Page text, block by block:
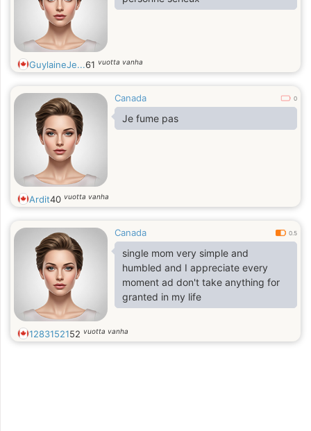
GuylaineJe...61 vuotta vanha
Canada 0
Je fume pas
Ardit40 vuotta vanha
Canada 0.5
single mom very simple and
humbled and I appreciate every
moment ad don't take anything for
granted in my life
1283152152 vuotta vanha